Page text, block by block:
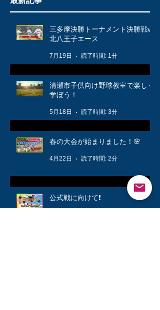
三多摩決勝トーナメント決勝戦vs
北八王子エース
7月19日 読了時間: 1分
清瀬市子供向け野球教室で楽しく
学ぼう！
5月18日 読了時間: 3分
春の大会が始まりました！🌸
4月22日 読了時間: 2分
公式戦に向けて❗️